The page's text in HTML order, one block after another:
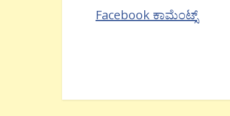
Facebook ಕಾಮೆಂಟ್ಸ್